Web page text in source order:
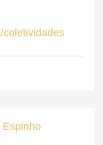
coletividades